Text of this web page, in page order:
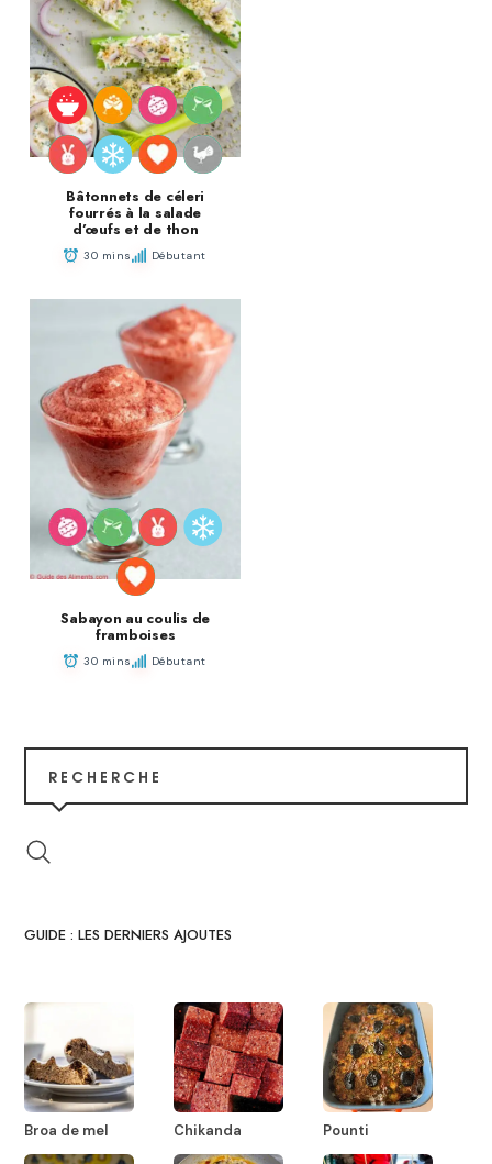
Bâtonnets de céleri
fourrés à la salade
d’œufs et de thon
30 mins Débutant
Sabayon au coulis de
framboises
30 mins Débutant
RECHERCHE
GUIDE : LES DERNIERS AJOUTES
Broa de mel Chikanda Pounti